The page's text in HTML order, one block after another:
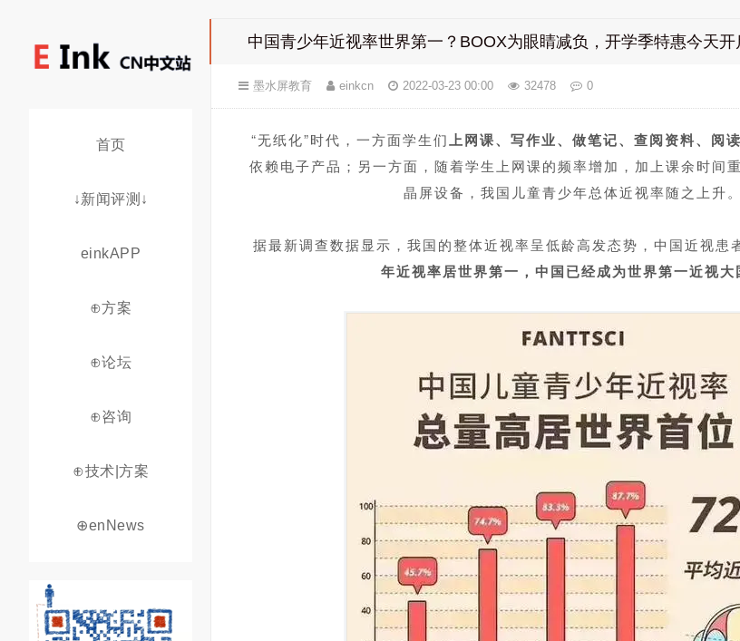
首页
↓新闻评测↓
einkAPP
⊕方案
⊕论坛
⊕咨询
⊕技术|方案
⊕enNews
中国青少年近视率世界第一？BOOX为眼睛减负，开学季特惠今天开
墨水屏教育 einkcn 2022-03-23 00:00 32478 0
“无纸化”时代，一方面学生们上网课、写作业、做笔记、查阅资料、阅
依赖电子产品； 另一方面，随着学生上网课的频率增加，加上课余时间
晶屏设备，我国儿童青少年总体近视率随之上升。
据最新调查数据显示，我国的整体近视率呈低龄高发态势，中国近视患
年近视率居世界第一，中国已经成为世界第一近视大